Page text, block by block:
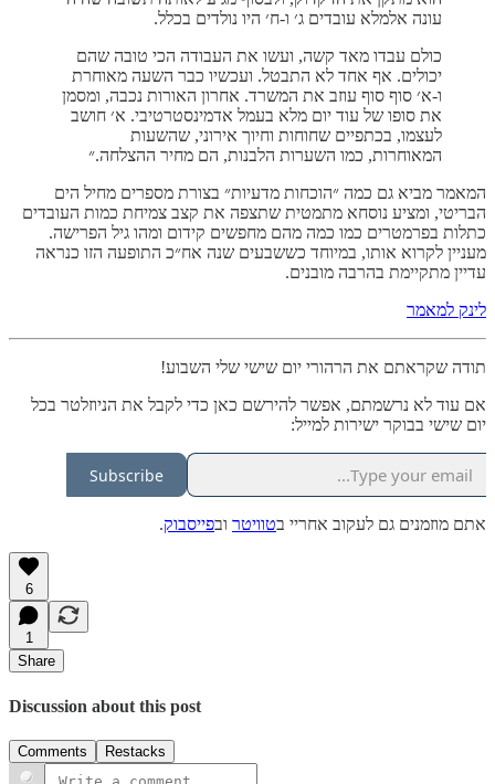
עונה אלמלא עובדים ג׳ ו-ח׳ היו נולדים בכלל.
כולם עבדו מאד קשה, ועשו את העבודה הכי טובה שהם
יכולים. אף אחד לא התבטל. ועכשיו כבר השעה מאוחרת
ו-א׳ סוף סוף עוזב את המשרד. אחרון האורות נכבה, ומסמן
את סופו של עוד יום מלא בעמל אדמינסטרטיבי. א׳ חושב
לעצמו, בכתפיים שחוחות וחיוך אירוני, שהשעות
המאוחרות, כמו השערות הלבנות, הם מחיר ההצלחה.״
המאמר מביא גם כמה ״הוכחות מדעיות״ בצורת מספרים מחיל הים
הבריטי, ומציע נוסחא מתמטית שתצפה את קצב צמיחת כמות העובדים
כתלות בפרמטרים כמו כמה מהם מחפשים קידום ומהו גיל הפרישה.
מעניין לקרוא אותו, במיוחד כששבעים שנה אח״כ התופעה הזו כנראה
עדיין מתקיימת בהרבה מובנים.
לינק למאמר
תודה שקראתם את הרהורי יום שישי שלי השבוע!
אם עוד לא נרשמתם, אפשר להירשם כאן כדי לקבל את הניוזלטר בכל
יום שישי בבוקר ישירות למייל:
Subscribe
אתם מוזמנים גם לעקוב אחריי בטוויטר ובפייסבוק.
6
1
Share
Discussion about this post
Comments Restacks